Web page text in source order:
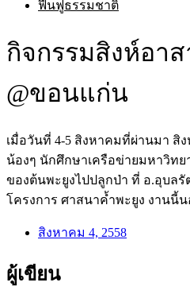
ฟื้นฟูธรรมชาติ
กิจกรรมสิงห์อา
@ขอนแก่น
เมื่อวันที่ 4-5 สิงหาคมที่ผ่านมา สิ
น้องๆ นักศึกษาเครือข่ายมหาวิท
ของต้นพะยูงไปปลูกป่า ที่ อ.อุบล
โครงการ ศาสนาค้ำพะยูง งานนี้น
สิงหาคม 4, 2558
ผู้เขียน